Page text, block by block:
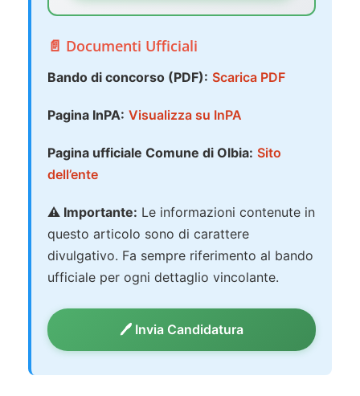
📄 Documenti Ufficiali
Bando di concorso (PDF): Scarica PDF
Pagina InPA: Visualizza su InPA
Pagina ufficiale Comune di Olbia: Sito
dell’ente
⚠️ Importante: Le informazioni contenute in
questo articolo sono di carattere
divulgativo. Fa sempre riferimento al bando
ufficiale per ogni dettaglio vincolante.
🖊️ Invia Candidatura